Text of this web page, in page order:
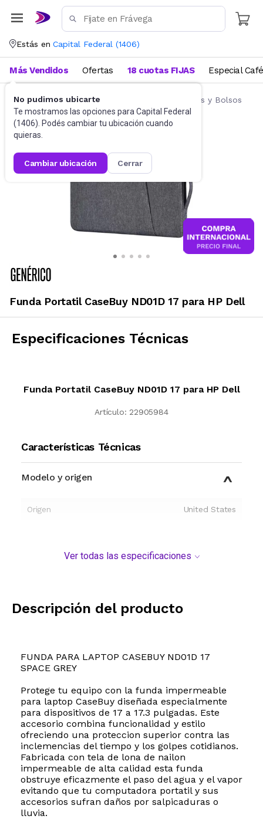
Estás en Capital Federal (1406)
No pudimos ubicarte
Te mostramos las opciones para Capital Federal
(1406). Podés cambiar tu ubicación cuando
quieras.
cambiar ubicación cerrar
Más Vendidos Ofertas 18 cuotas FIJAS Especial Café
Accesorios de Informática Fundas, Estuches y Bolsos
Funda Portatil CaseBuy ND01D 17 para HP Dell
Especificaciones Técnicas
Funda Portatil CaseBuy ND01D 17 para HP Dell
Artículo: 22905984
Características Técnicas
Modelo y origen
Origen United States
Ver todas las especificaciones
Descripción del producto
FUNDA PARA LAPTOP CASEBUY ND01D 17
SPACE GREY
Protege tu equipo con la funda impermeable
para laptop CaseBuy diseñada especialmente
para dispositivos de 17 a 17.3 pulgadas. Este
accesorio combina funcionalidad y estilo
ofreciendo una proteccion superior contra las
inclemencias del tiempo y los golpes cotidianos.
Fabricada con tela de lona de nailon
impermeable de alta calidad esta funda
obstruye eficazmente el paso del agua y el vapor
evitando que tu computadora portatil y sus
accesorios sufran daños por salpicaduras o
lluvia.